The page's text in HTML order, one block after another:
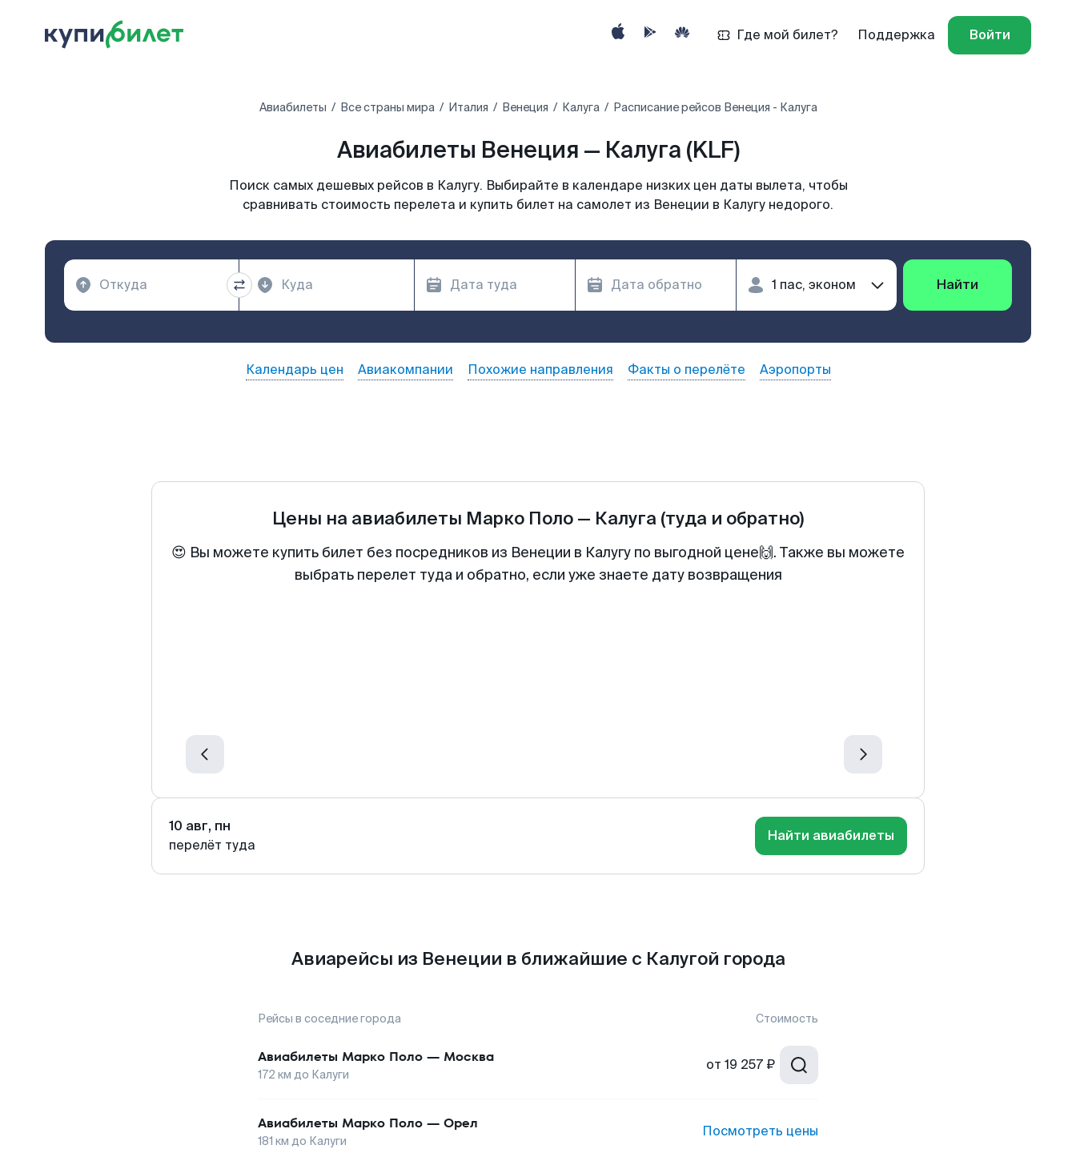
Где мой билет? Поддержка Войти
Авиабилеты Все страны мира Италия Венеция Калуга Расписание рейсов Венеция - Калуга
Авиабилеты Венеция — Калуга (KLF)
Поиск самых дешевых рейсов в Калугу. Выбирайте в календаре низких цен даты вылета, чтобы
сравнивать стоимость перелета и купить билет на самолет из Венеции в Калугу недорого.
Найти
Календарь цен Авиакомпании Похожие направления Факты о перелёте Аэропорты
Цены на авиабилеты Марко Поло — Калуга (туда и обратно)
😍 Вы можете купить билет без посредников из Венеции в Калугу по выгодной цене🙌. Также вы можете
выбрать перелет туда и обратно, если уже знаете дату возвращения
10 авг, пн
перелёт туда
Найти авиабилеты
Авиарейсы из Венеции в ближайшие с Калугой города
Рейсы в соседние города Стоимость
Авиабилеты Марко Поло — Москва
172 км до Калуги
от 19 257 ₽
Авиабилеты Марко Поло — Орел
181 км до Калуги
Посмотреть цены